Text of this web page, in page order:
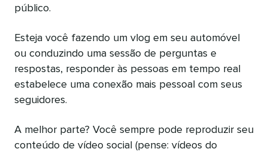
público.
Esteja você fazendo um vlog em seu automóvel
ou conduzindo uma sessão de perguntas e
respostas, responder às pessoas em tempo real
estabelece uma conexão mais pessoal com seus
seguidores.
A melhor parte? Você sempre pode reproduzir seu
conteúdo de vídeo social (pense: vídeos do